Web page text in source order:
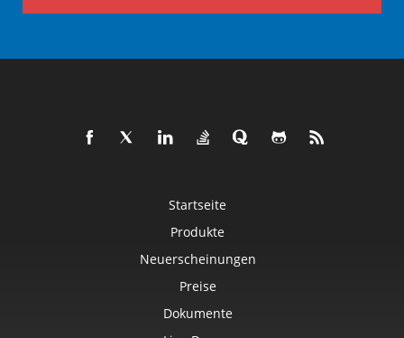
Startseite
Produkte
Neuerscheinungen
Preise
Dokumente